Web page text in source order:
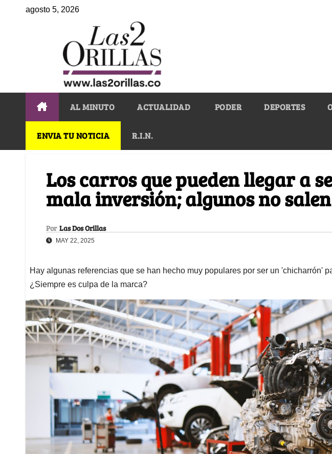
agosto 5, 2026
AL MINUTO ACTUALIDAD PODER DEPORTES
ENVIA TU NOTICIA R.I.N.
Los carros que pueden llegar a
mala inversión; algunos no
Por Las Dos Orillas
MAY 22, 2025
Hay algunas referencias que se han hecho muy populares por ser un 'chicharrón'
¿Siempre es culpa de la marca?